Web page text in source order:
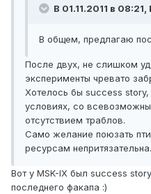
В 01.11.2011 в
В общем, предлагаю
После двух, не слишком
эксперименты чревато
Хотелось бы success
условиях, со
отсутствием траблов.
Само желание поюзать
ресурсам непритязательна.
Вот у MSK-IX был success
последнего факапа :)